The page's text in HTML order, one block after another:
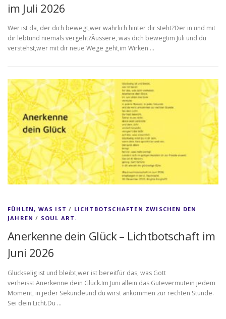
im Juli 2026
Wer ist da, der dich bewegt,wer wahrlich hinter dir steht?Der in und mit
dir lebtund niemals vergeht?Äussere, was dich bewegtim Juli und du
verstehst,wer mit dir neue Wege geht,im Wirken …
FÜHLEN, WAS IST / LICHTBOTSCHAFTEN ZWISCHEN DEN
JAHREN / SOUL ART.
Anerkenne dein Glück – Lichtbotschaft im
Juni 2026
Glückselig ist und bleibt,wer ist bereitfür das, was Gott
verheisst.Anerkenne dein Glück.Im Juni allein das Gutevermutein jedem
Moment, in jeder Sekundeund du wirst ankommen zur rechten Stunde.
Sei dein Licht.Du …